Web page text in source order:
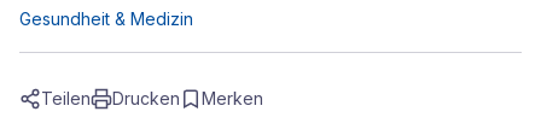
Gesundheit & Medizin
Teilen Drucken Merken